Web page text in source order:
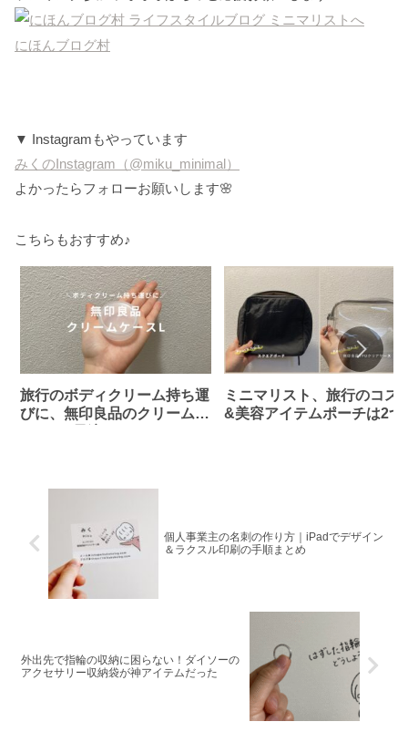
にほんブログ村
▼ Instagramもやっています
みくのInstagram（@miku_minimal）
よかったらフォローお願いします🌸
こちらもおすすめ♪
旅行のボディクリーム持ち運
びに、無印良品のクリームケ
ミニマリスト、旅行のコス
&美容アイテムポーチは2つ
個人事業主の名刺の作り方｜iPadでデザイン
＆ラクスル印刷の手順まとめ
外出先で指輪の収納に困らない！ダイソーの
アクセサリー収納袋が神アイテムだった